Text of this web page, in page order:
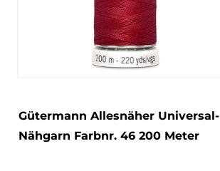
Gütermann Allesnäher Universal-
Nähgarn Farbnr. 46 200 Meter